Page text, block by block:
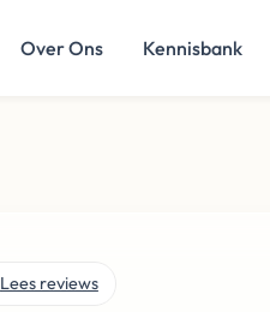
Over Ons Kennisbank
Lees reviews